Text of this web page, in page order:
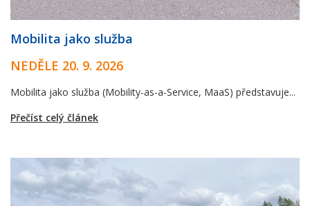
Mobilita jako služba
NEDĚLE 20. 9. 2026
Mobilita jako služba (Mobility-as-a-Service, MaaS) představuje...
Přečíst celý článek